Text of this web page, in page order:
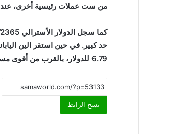
من ست عملات رئيسية أخرى، عند 98.335، بالقرب من أقوى مستوى له في أسبوع.
6.79 للدولار، بالقرب من أقوى مستوى له منذ فبراير 2023.
نسخ الرابط